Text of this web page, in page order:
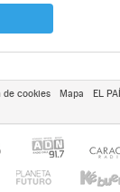
de cookies Mapa
EL